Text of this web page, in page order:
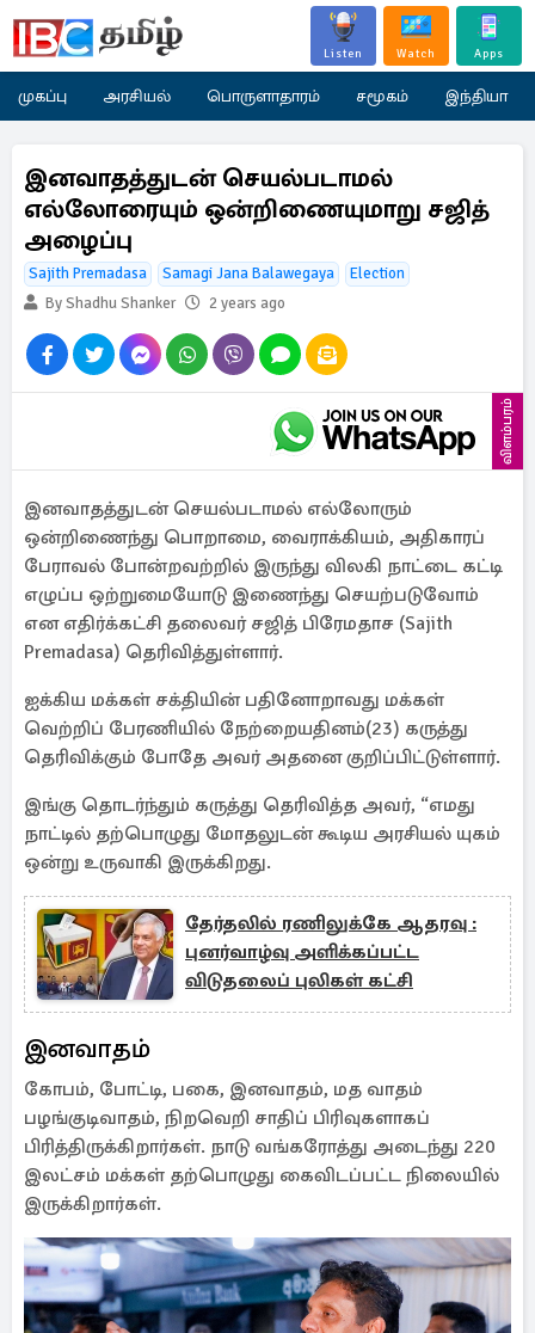
Listen Watch Apps
முகப்பு அரசியல் பொருளாதாரம் சமூகம் இந்தியா
இனவாதத்துடன் செயல்படாமல்
எல்லோரையும் ஒன்றிணையுமாறு சஜித்
அழைப்பு
Sajith Premadasa Samagi Jana Balawegaya
Election
By Shadhu Shanker
2 years ago
விளம்பரம்
இனவாதத்துடன் செயல்படாமல் எல்லோரும்
ஒன்றிணைந்து பொறாமை, வைராக்கியம், அதிகாரப்
பேராவல் போன்றவற்றில் இருந்து விலகி நாட்டை கட்டி
எழுப்ப ஒற்றுமையோடு இணைந்து செயற்படுவோம்
என எதிர்க்கட்சி தலைவர் சஜித் பிரேமதாச (Sajith
Premadasa) தெரிவித்துள்ளார்.
ஐக்கிய மக்கள் சக்தியின் பதினோறாவது மக்கள்
வெற்றிப் பேரணியில் நேற்றையதினம்(23) கருத்து
தெரிவிக்கும் போதே அவர் அதனை குறிப்பிட்டுள்ளார்.
இங்கு தொடர்ந்தும் கருத்து தெரிவித்த அவர், “எமது
நாட்டில் தற்பொழுது மோதலுடன் கூடிய அரசியல் யுகம்
ஒன்று உருவாகி இருக்கிறது.
தேர்தலில் ரணிலுக்கே ஆதரவு :
புனர்வாழ்வு அளிக்கப்பட்ட
விடுதலைப் புலிகள் கட்சி
இனவாதம்
கோபம், போட்டி, பகை, இனவாதம், மத வாதம்
பழங்குடிவாதம், நிறவெறி சாதிப் பிரிவுகளாகப்
பிரித்திருக்கிறார்கள். நாடு வங்கரோத்து அடைந்து 220
இலட்சம் மக்கள் தற்பொழுது கைவிடப்பட்ட நிலையில்
இருக்கிறார்கள்.